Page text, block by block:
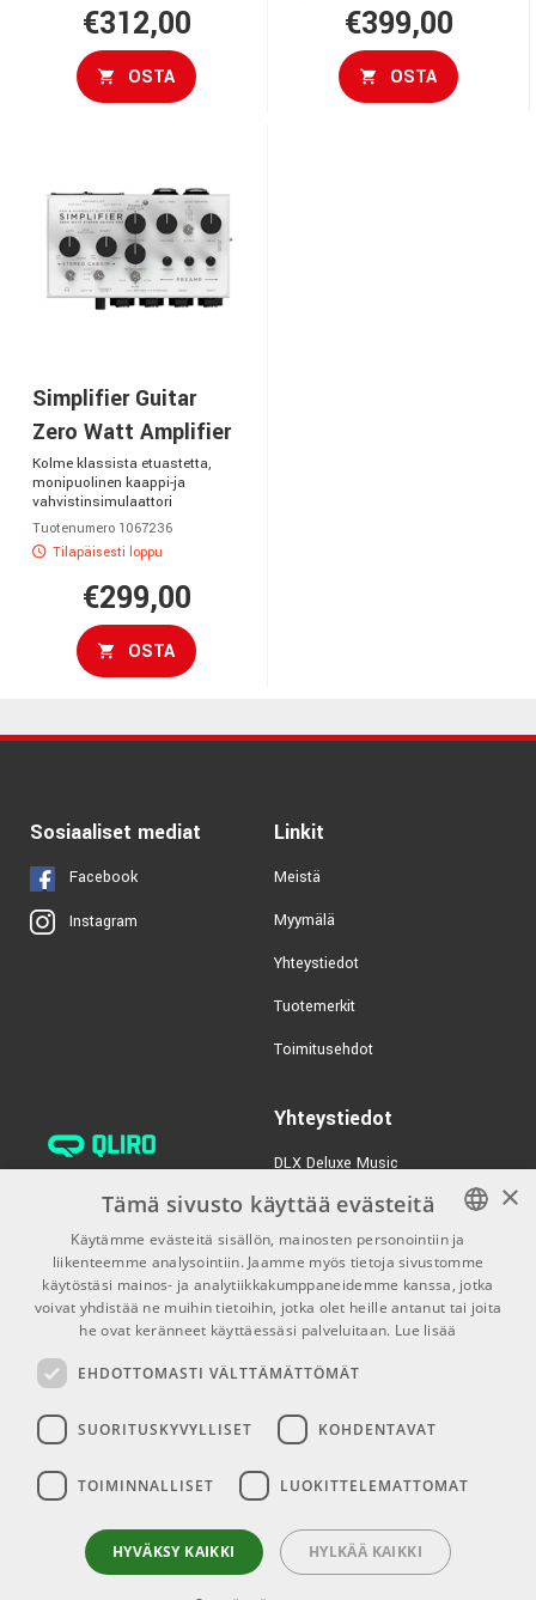
€312,00
OSTA
€399,00
OSTA
Simplifier Guitar
Zero Watt Amplifier
Kolme klassista etuastetta,
monipuolinen kaappi-ja
vahvistinsimulaattori
Tuotenumero 1067236
Tilapäisesti loppu
€299,00
OSTA
Sosiaaliset mediat
Facebook
Instagram
Linkit
Meistä
Myymälä
Yhteystiedot
Tuotemerkit
Toimitusehdot
Yhteystiedot
DLX Deluxe Music
verkkokaupan asiakaspalvelu:
tilaus@dlxmusic.fi
Puh: 0207 282240 (arkisin klo
13-17)
Puh: 0207 282250 (myymälä)
00580 Helsinki
Y-tunnus: 1983522-7
La 10-15
FINNISH
FINNISH
×
Tämä sivusto käyttää evästeitä
Käytämme evästeitä sisällön, mainosten personointiin ja
liikenteemme analysointiin. Jaamme myös tietoja sivustomme
käytöstäsi mainos- ja analytiikkakumppaneidemme kanssa, jotka
voivat yhdistää ne muihin tietoihin, jotka olet heille antanut tai joita
he ovat keränneet käyttäessäsi palveluitaan. Lue lisää
EHDOTTOMASTI VÄLTTÄMÄTTÖMÄT
SUORITUSKYVYLLISET KOHDENTAVAT
TOIMINNALLISET LUOKITTELEMATTOMAT
HYVÄKSY KAIKKI HYLKÄÄ KAIKKI